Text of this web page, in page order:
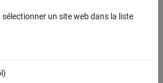
un site web dans la liste